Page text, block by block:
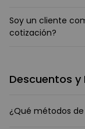
Soy un cliente
cotización?
Descuentos y
¿Qué métodos